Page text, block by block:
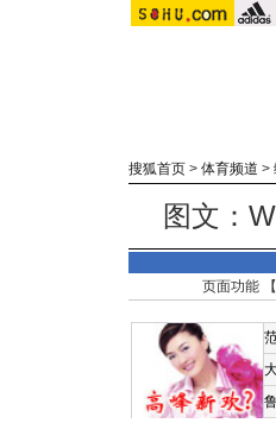
搜狐首页 > 体育频道 >
图文：
页面功能 【